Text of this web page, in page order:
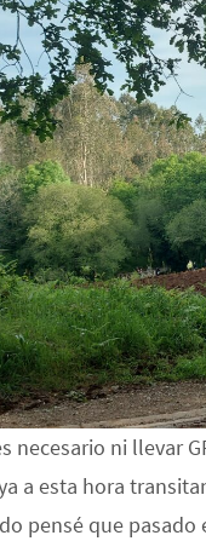
necesario ni llevar
a esta hora
pensé que